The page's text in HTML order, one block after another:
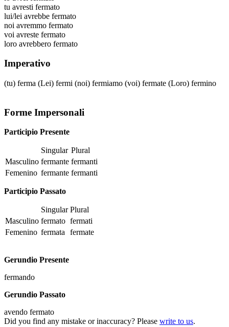
tu avresti fermato
lui/lei avrebbe fermato
noi avremmo fermato
voi avreste fermato
loro avrebbero fermato
Imperativo
(tu) ferma (Lei) fermi (noi) fermiamo (voi) fermate (Loro) fermino
Forme Impersonali
Participio Presente
Singular Plural
Masculino fermante fermanti
Femenino fermante fermanti
Participio Passato
Singular Plural
Masculino fermato fermati
Femenino fermata fermate
Gerundio Presente
fermando
Gerundio Passato
avendo fermato
Did you find any mistake or inaccuracy? Please write to us.